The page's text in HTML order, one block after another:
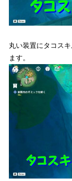
丸い装置にタコス
ます。